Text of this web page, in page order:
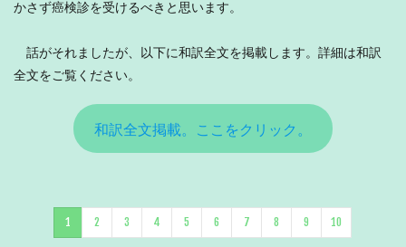
かさず癌検診を受けるべきと思います。
話がそれましたが、以下に和訳全文を掲載します。詳細は和訳
全文をご覧ください。
和訳全文掲載。ここをクリック。
1 2 3 4 5 6 7 8 9 10